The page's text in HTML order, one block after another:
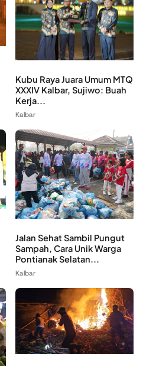
Kubu Raya Juara Umum MTQ
XXXIV Kalbar, Sujiwo: Buah
Kerja...
Kalbar
Jalan Sehat Sambil Pungut
Sampah, Cara Unik Warga
Pontianak Selatan...
Kalbar